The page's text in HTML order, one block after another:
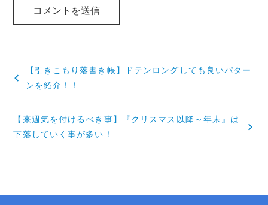
稿
ビ
シ
【引きこもり落書き帳】ドテンロングしても良いパター
ンを紹介！！
【来週気を付けるべき事】『クリスマス以降～年末』は
下落していく事が多い！